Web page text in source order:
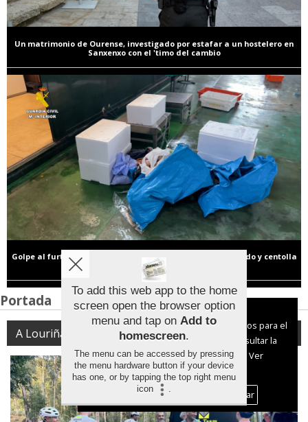
Un matrimonio de Ourense, investigado por estafar a un hostelero en
Sanxenxo con el 'timo del cambio
Golpe al furtivismo en Bueu: decomisan 165 kilos de pescado y centolla
en veda camino de Ons y un restaurante
Portada
A Louriña
Aviso sobre el Uso de cookies:
Utilizamos cookies nuestras y de terceros para el
funcionamiento del digital. Puedes consultar la
lista de cookies y como desconectarlas.
Ver
nuestra Política de Privacidad y Cookies
Aceptar Cookies
Personalizar
To add this web app to the home
screen open the browser option
menu and tap on Add to
homescreen.
The menu can be accessed by pressing
the menu hardware button if your device
has one, or by tapping the top right menu
icon
.